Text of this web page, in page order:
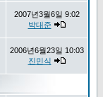
2007년3월6일 9:02
박대준
2006년6월23일 10:03
진민식